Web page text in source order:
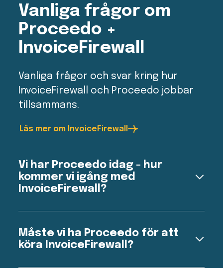
Vanliga frågor om
Proceedo +
InvoiceFirewall
Vanliga frågor och svar kring hur
InvoiceFirewall och Proceedo jobbar
tillsammans.
Läs mer om InvoiceFirewall
Vi har Proceedo idag - hur
kommer vi igång med
InvoiceFirewall?
ta det direkt med er Key Account Manager.
Måste vi ha Proceedo för att
köra InvoiceFirewall?